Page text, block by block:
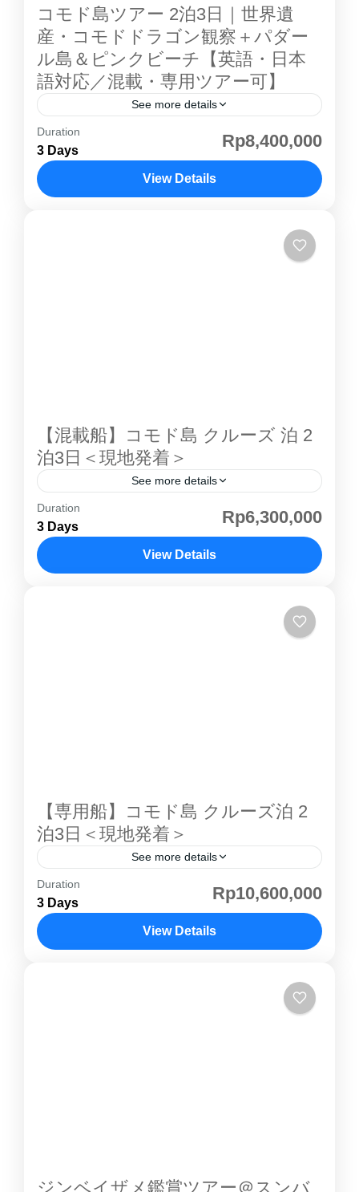
コモド島ツアー 2泊3日｜世界遺
産・コモドドラゴン観察＋パダー
ル島＆ピンクビーチ【英語・日本
語対応／混載・専用ツアー可】
See more details
コモド島ツアー 2泊3日｜世界遺産・コモドドラ
ゴン観光 インドネシアの コモド島 は、世界最
大の爬虫類 コモドドラゴン が野生で生息する
世界遺産の島です。2泊3日コースでは、パダー
リング、 コモド島 コモドドラゴン 観察を一度
Duration
3 Days Rp8,400,000
View Details
【混載船】コモド島 クルーズ 泊 2
泊3日＜現地発着＞
See more details
コモド島 はインドネシアの小スンダ列島にある
島で、行政的には東ヌサトゥンガラ州に属しま
す。野生の コモド島 コモドドラゴン が生息す
ることで特に知られており、ダイビングでも人
で世界自然遺産として登録されています。1991
アー こちらのツアーでは４つのタイプから客室
を選んでいただきます。お部屋の紹介①シェア
ルーム一部屋を４人でシェアしていただきま
す。（他の方と同室になります） ②プライベー
トルームダブルベッドのあるプライベートルー
ムです。 ③プライベートオーシャンビュールー
ムダブルベッドのあるプライベートルームで
④プライベートVIPルームアッパーデッキに部
屋があり、広さも十分にあるVIPルームです。
Duration
3 Days Rp6,300,000
View Details
【専用船】コモド島 クルーズ泊 2
泊3日＜現地発着＞
See more details
コモド島 はインドネシアの小スンダ列島にある
島で、行政的には東ヌサトゥンガラ州に属しま
す。野生のコモド島コモドドラゴンが生息する
ことで特に知られており、ダイビングでも人気
世界自然遺産として登録されています。1991年
きます。コモド島 紹介ページその他のコモド島
Duration
3 Days Rp10,600,000
View Details
ジンベイザメ鑑賞ツアー＠スンバ